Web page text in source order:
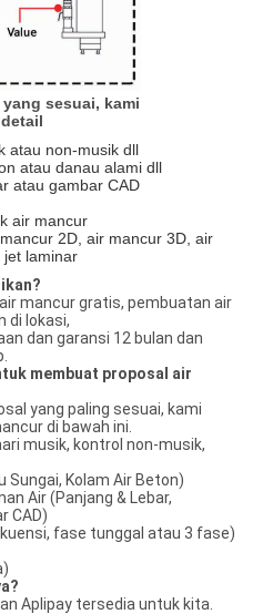
sesuai, kami
atau non-musik dll
atau danau alami dll
atau gambar CAD
air mancur
2D, air mancur 3D, air
jet laminar
mancur gratis, pembuatan air
di lokasi,
dan garansi 12 bulan dan
membuat proposal air
yang paling sesuai, kami
di bawah ini.
musik, kontrol non-musik,
Sungai, Kolam Air Beton)
Air (Panjang & Lebar,
CAD)
fase tunggal atau 3 fase)
Aplipay tersedia untuk kita.